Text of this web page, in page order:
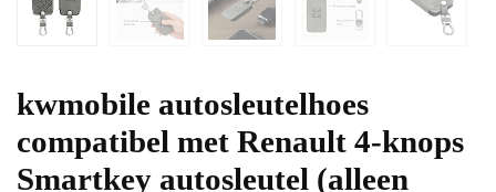
kwmobile autosleutelhoes
compatibel met Renault 4-knops
Smartkey autosleutel (alleen